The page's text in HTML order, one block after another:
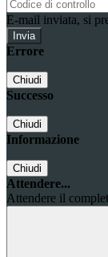
E-mail inviata, si
Errore
Chiudi
Successo
Chiudi
Informazione
Chiudi
Attendere...
Attendere il